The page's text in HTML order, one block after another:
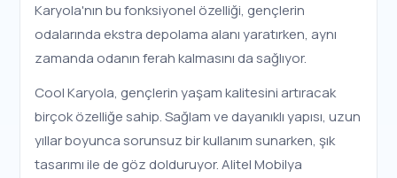
Karyola'nın bu fonksiyonel özelliği, gençlerin
odalarında ekstra depolama alanı yaratırken, aynı
zamanda odanın ferah kalmasını da sağlıyor.
Cool Karyola, gençlerin yaşam kalitesini artıracak
birçok özelliğe sahip. Sağlam ve dayanıklı yapısı, uzun
yıllar boyunca sorunsuz bir kullanım sunarken, şık
tasarımı ile de göz dolduruyor. Alitel Mobilya